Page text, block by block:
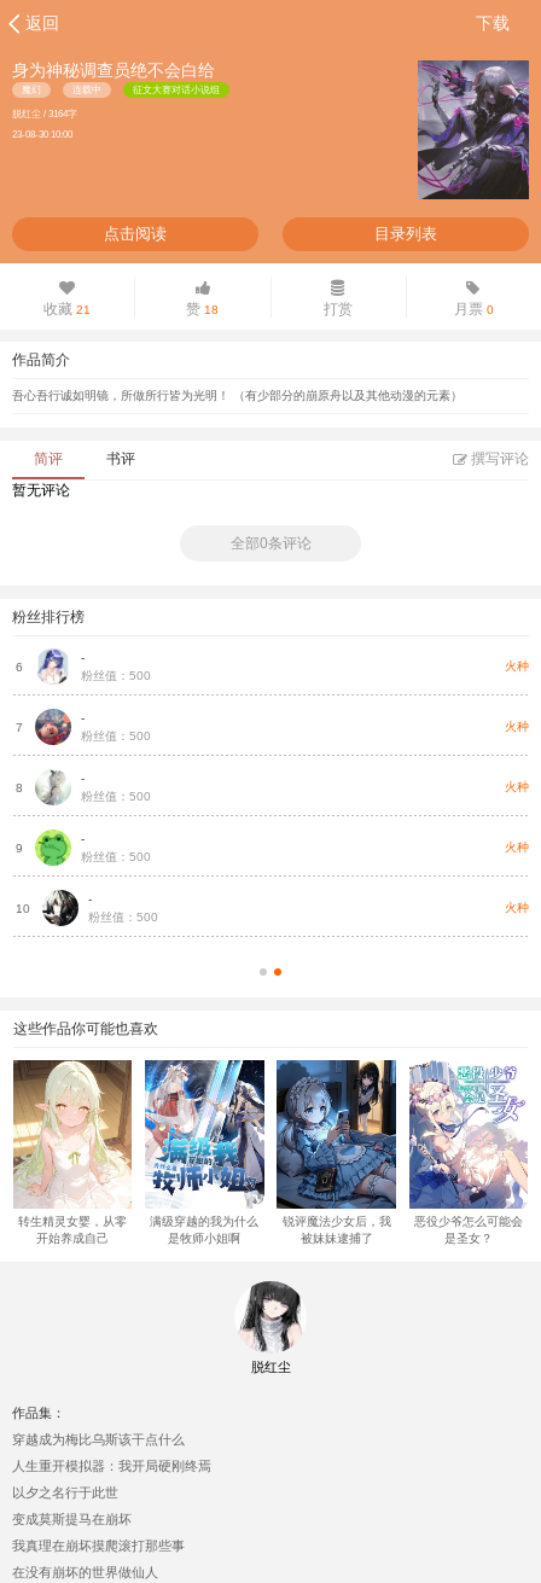
返回 下载
身为神秘调查员绝不会白给
魔幻 连载中 征文大赛对话小说组
脱红尘 / 3164字
23-08-30 10:00
点击阅读 目录列表
收藏 21 赞 18 打赏 月票0
作品简介
吾心吾行诚如明镜，所做所行皆为光明！ （有少部分的崩原舟以及其他动漫的元素）
简评 书评
撰写评论
暂无评论
全部0条评论
粉丝排行榜
6
-
粉丝值：500
火种
7
-
粉丝值：500
火种
8
-
粉丝值：500
火种
9
-
粉丝值：500
火种
10
-
粉丝值：500
火种
这些作品你可能也喜欢
转生精灵女婴，从零
开始养成自己
满级穿越的我为什么
是牧师小姐啊
锐评魔法少女后，我
被妹妹逮捕了
恶役少爷怎么可能会
是圣女？
脱红尘
作品集：
穿越成为梅比乌斯该干点什么
人生重开模拟器：我开局硬刚终焉
以夕之名行于此世
变成莫斯提马在崩坏
我真理在崩坏摸爬滚打那些事
在没有崩坏的世界做仙人